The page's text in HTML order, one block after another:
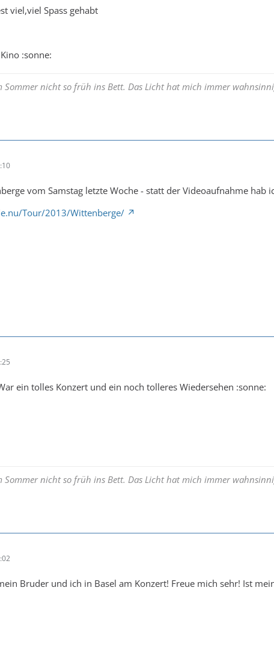
viel,viel Spass gehabt
:sonne:
Sommer nicht so früh ins Bett. Das Licht hat mich immer
vom Samstag letzte Woche - statt der Videoaufnahme hab
Tour/2013/Wittenberge/
ein tolles Konzert und ein noch tolleres Wiedersehen :sonne:
Sommer nicht so früh ins Bett. Das Licht hat mich immer
Bruder und ich in Basel am Konzert! Freue mich sehr! Ist